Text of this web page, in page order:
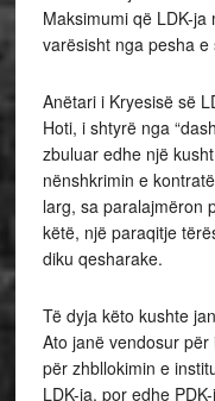
Maksimumi që LDK-
varësisht nga pesha
Anëtari i Kryesisë së
Hoti, i shtyrë nga
zbuluar edhe një
nënshkrimin e
larg, sa paralajmëron
këtë, një paraqitje
diku qesharake.
Të dyja këto kushte
Ato janë vendosur
për zhbllokimin e
LDK-ja, por edhe